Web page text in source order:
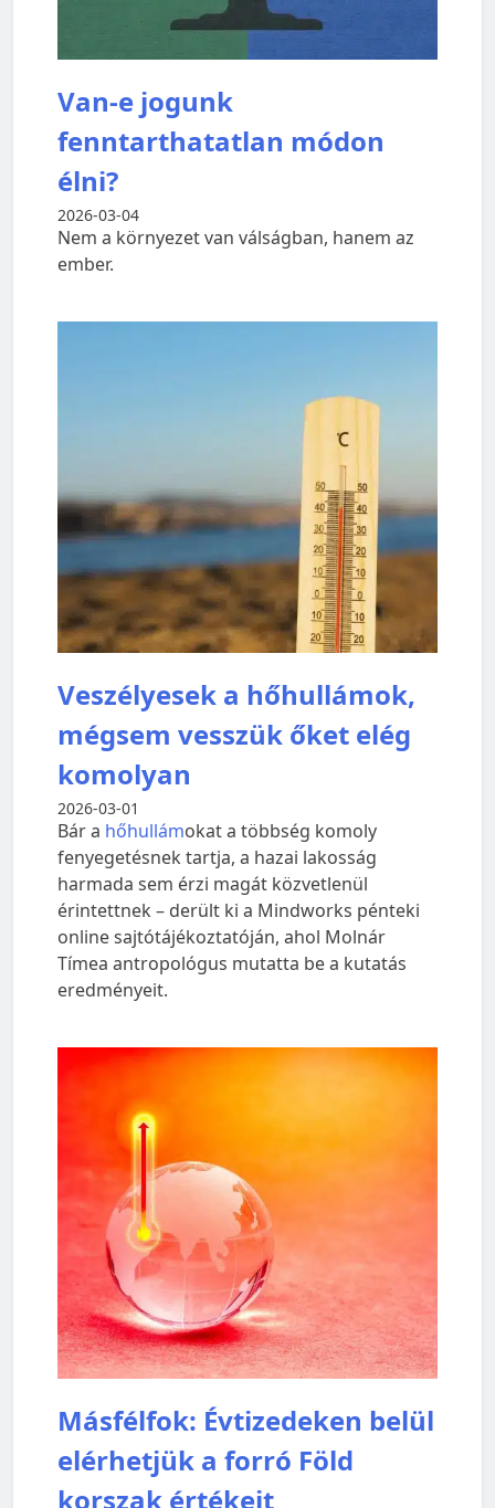
Van-e jogunk
fenntarthatatlan módon
élni?
2026-03-04
Nem a környezet van válságban, hanem az
ember.
Veszélyesek a hőhullámok,
mégsem vesszük őket elég
komolyan
2026-03-01
Bár a hőhullámokat a többség komoly
fenyegetésnek tartja, a hazai lakosság
harmada sem érzi magát közvetlenül
érintettnek – derült ki a Mindworks pénteki
online sajtótájékoztatóján, ahol Molnár
Tímea antropológus mutatta be a kutatás
eredményeit.
Másfélfok: Évtizedeken belül
elérhetjük a forró Föld
korszak értékeit